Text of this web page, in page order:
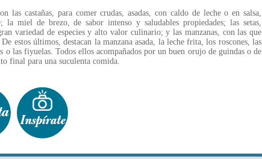
las castañas, para comer crudas, asadas, con caldo de leche o en salsa,
la miel de brezo, de sabor intenso y saludables propiedades; las setas,
variedad de especies y alto valor culinario; y las manzanas, con las que
estos últimos, destacan la manzana asada, la leche frita, los roscones, las
o las fiyuelas. Todos ellos acompañados por un buen orujo de guindas o de
final para una suculenta comida.